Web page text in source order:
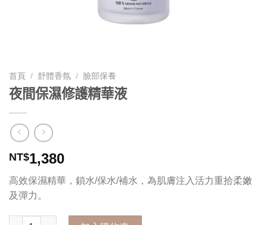
首頁 / 舒體香氛 / 臉部保養
夜間保濕修護精華液
NT$1,380
高效保濕精華，鎖水/保水/補水，為肌膚注入活力重拾柔嫩
及彈力。
夜間保濕修護精華液 數量